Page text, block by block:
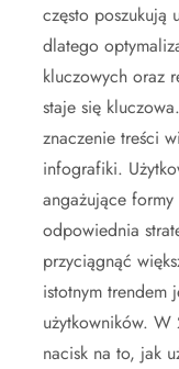
często poszukują
dlatego
kluczowych oraz
staje się
znaczenie treści
infografiki.
angażujące
odpowiednia
przyciągnąć
istotnym trendem
użytkowników. W
nacisk na to, jak